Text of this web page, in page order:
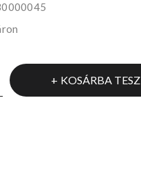
KOSÁRBA TESZ